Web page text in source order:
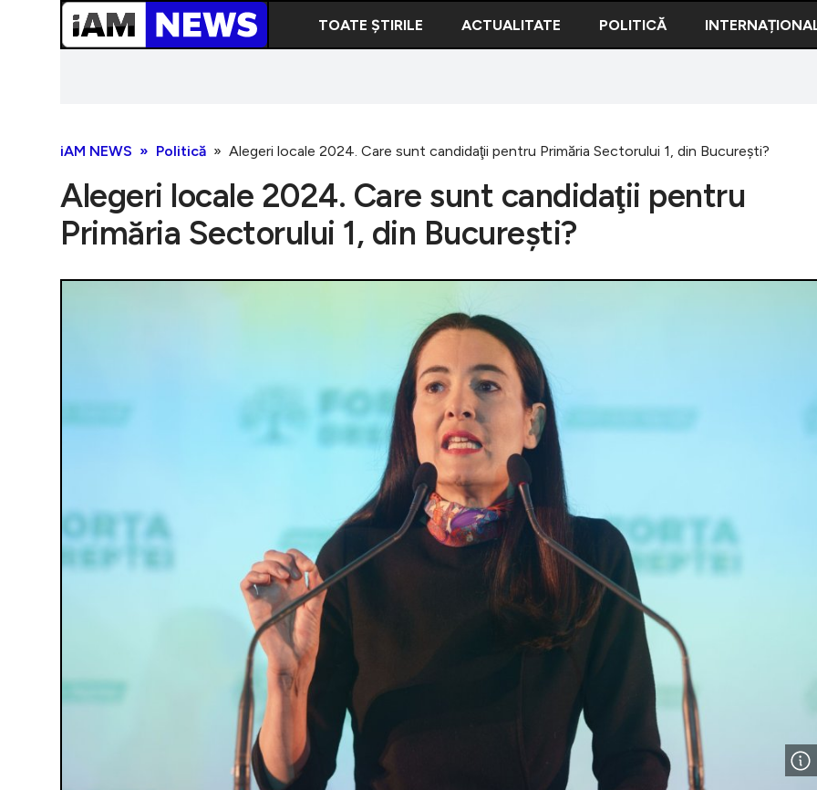
TOATE ȘTIRILE ACTUALITATE POLITICĂ
iAM NEWS Politică Alegeri locale 2024. Care sunt candidaţii pentru Primăria Sectorului 1, din Bucureşti?
Alegeri locale 2024. Care sunt candidaţii pentru
Primăria Sectorului 1, din Bucureşti?